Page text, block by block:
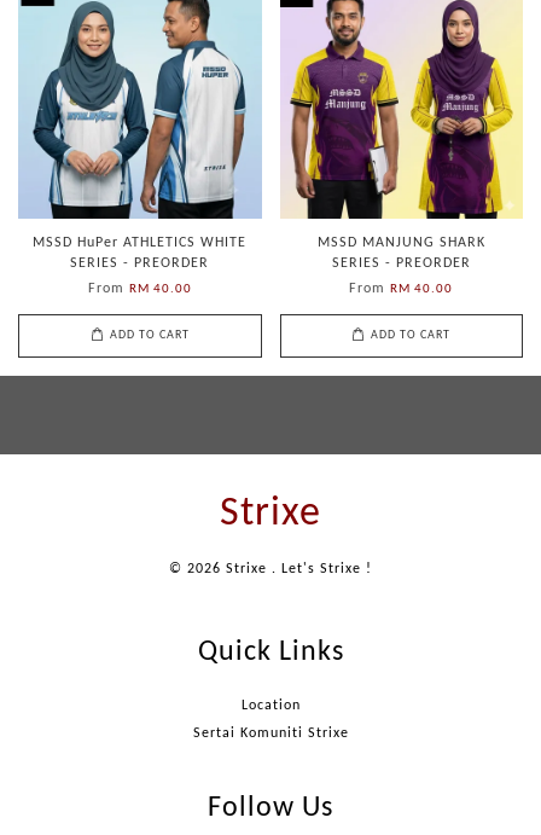
MSSD HuPer ATHLETICS WHITE
SERIES - PREORDER
From
RM 40.00
ADD TO CART
MSSD MANJUNG SHARK
SERIES - PREORDER
FromRM 40.00
ADD TO CART
Strixe
© 2026 Strixe . Let's Strixe !
Quick Links
Location
Sertai Komuniti Strixe
Follow Us